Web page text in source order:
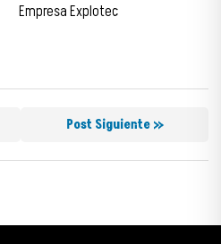
Empresa Explotec
Post Siguiente »